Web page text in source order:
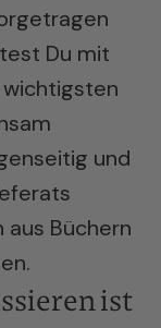
Du mit
wichtigsten
und
Büchern
ist